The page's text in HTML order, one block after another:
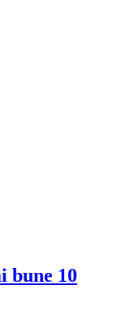
bune 10